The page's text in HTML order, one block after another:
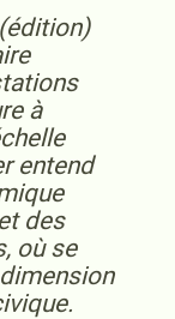
à
entend
des
où se